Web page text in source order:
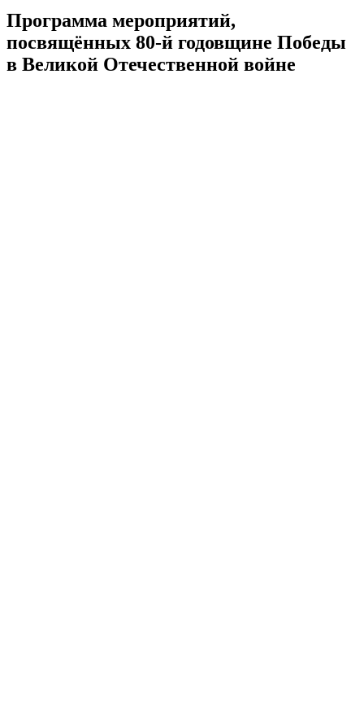
Программа мероприятий,
посвящённых 80-й годовщине Победы
в Великой Отечественной войне